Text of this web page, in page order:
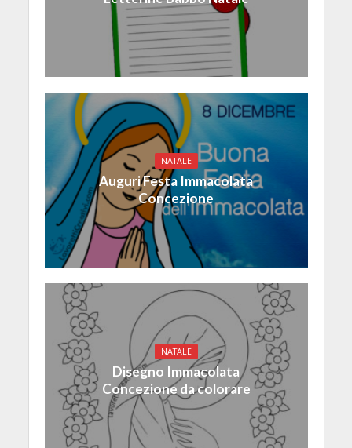
NATALE
Auguri Festa Immacolata
Concezione
NATALE
Disegno Immacolata
Concezione da colorare